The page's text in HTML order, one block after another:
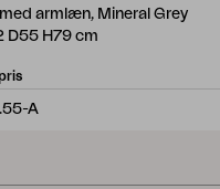
armlæn, Mineral Grey
D55 H79 cm
A